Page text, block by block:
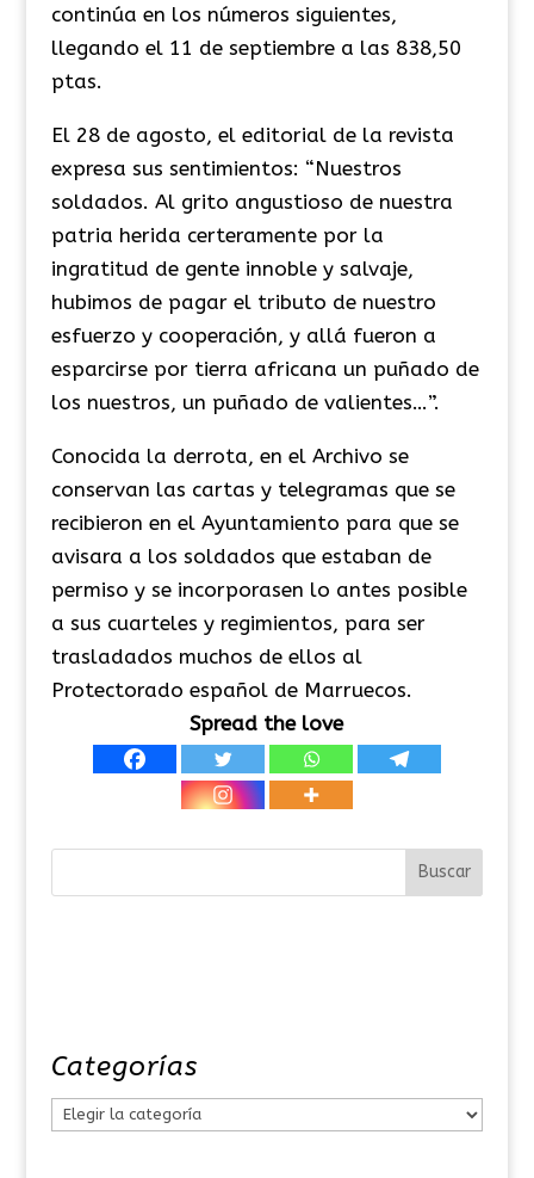
continúa en los números siguientes,
llegando el 11 de septiembre a las 838,50
ptas.
​El 28 de agosto, el editorial de la revista
expresa sus sentimientos: “Nuestros
soldados. Al grito angustioso de nuestra
patria herida certeramente por la
ingratitud de gente innoble y salvaje,
hubimos de pagar el tributo de nuestro
esfuerzo y cooperación, y allá fueron a
esparcirse por tierra africana un puñado de
los nuestros, un puñado de valientes…”.
​Conocida la derrota, en el Archivo se
conservan las cartas y telegramas que se
recibieron en el Ayuntamiento para que se
avisara a los soldados que estaban de
permiso y se incorporasen lo antes posible
a sus cuarteles y regimientos, para ser
trasladados muchos de ellos al
Protectorado español de Marruecos.
Spread the love
Categorías